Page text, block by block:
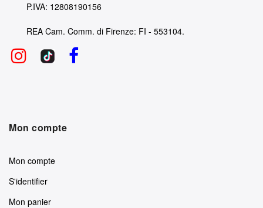
P.IVA: 12808190156
REA Cam. Comm. di Firenze: FI - 553104.
Mon compte
Mon compte
S'identifier
Mon panier